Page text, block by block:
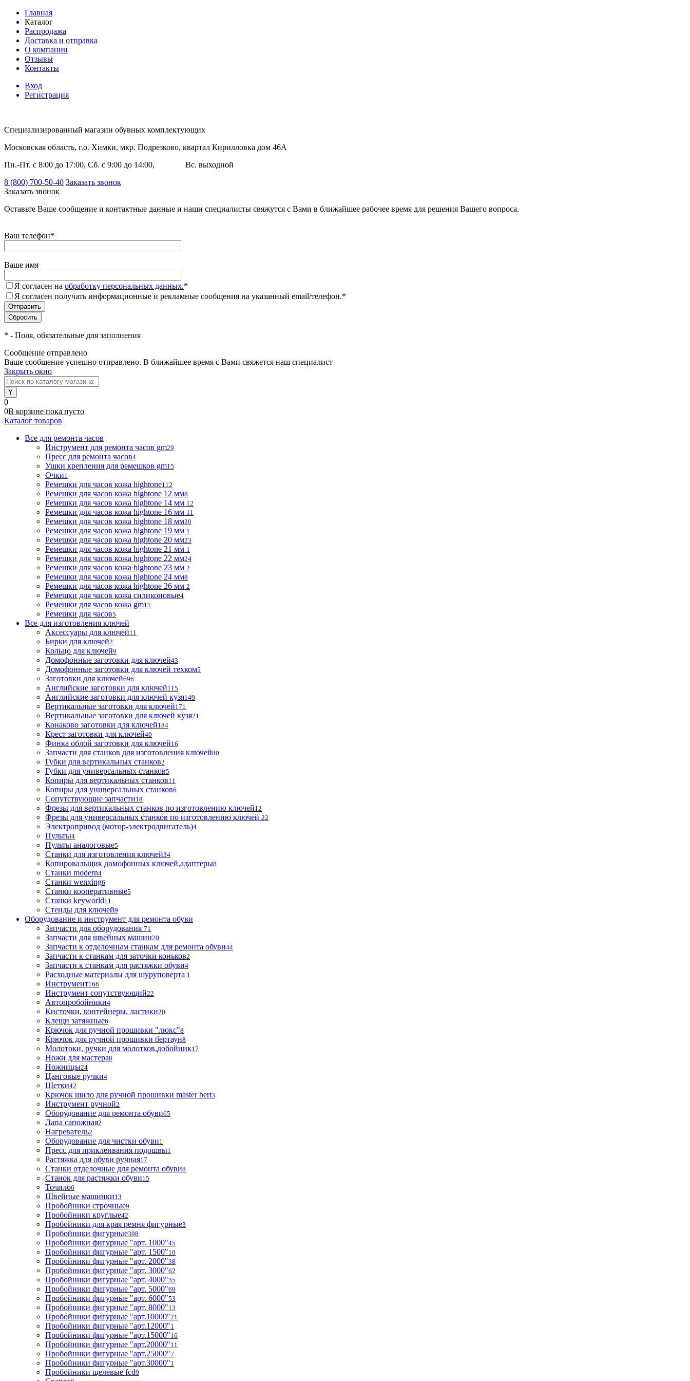
Главная
Каталог
Распродажа
Доставка и отправка
О компании
Отзывы
Контакты
Вход
Регистрация
Специализированный магазин обувных комплектующих
Московская область, г.о. Химки, мкр. Подрезково, квартал Кирилловка дом 46А
Пн.-Пт. с 8:00 до 17:00, Сб. с 9:00 до 14:00, Вс. выходной
8 (800) 700-50-40 Заказать звонок
Заказать звонок
Оставьте Ваше сообщение и контактные данные и наши специалисты свяжутся с Вами в ближайшее рабочее время для решения Вашего вопроса.
Ваш телефон*
Ваше имя
Я согласен на обработку персональных данных.*
Я согласен получать информационные и рекламные сообщения на указанный email/телефон.*
* - Поля, обязательные для заполнения
Сообщение отправлено
Ваше сообщение успешно отправлено. В ближайшее время с Вами свяжется наш специалист
Закрыть окно
0
0В корзине пока пусто
Каталог товаров
Все для ремонта часов
Инструмент для ремонта часов gm29
Пресс для ремонта часов4
Ушки крепления для ремешков gm15
Очки1
Ремешки для часов кожа hightone112
Ремешки для часов кожа hightone 12 мм8
Ремешки для часов кожа hightone 14 мм 12
Ремешки для часов кожа hightone 16 мм 11
Ремешки для часов кожа hightone 18 мм20
Ремешки для часов кожа hightone 19 мм 1
Ремешки для часов кожа hightone 20 мм23
Ремешки для часов кожа hightone 21 мм 1
Ремешки для часов кожа hightone 22 мм24
Ремешки для часов кожа hightone 23 мм 2
Ремешки для часов кожа hightone 24 мм8
Ремешки для часов кожа hightone 26 мм 2
Ремешки для часов кожа силиконовые4
Ремешки для часов кожа gm11
Ремешки для часов5
Все для изготовления ключей
Аксессуары для ключей11
Бирки для ключей2
Кольцо для ключей9
Домофонные заготовки для ключей43
Домофонные заготовки для ключей техком5
Заготовки для ключей696
Английские заготовки для ключей115
Английские заготовки для ключей кузя149
Вертикальные заготовки для ключей171
Вертикальные заготовки для ключей кузя21
Конаково заготовки для ключей184
Крест заготовки для ключей40
Финка облой заготовки для ключей16
Запчасти для станков для изготовления ключей80
Губки для вертикальных станков2
Губки для универсальных станков5
Копиры для вертикальных станков11
Копиры для универсальных станков6
Сопутствующие запчасти18
Фрезы для вертикальных станков по изготовлению ключей12
Фрезы для универсальных станков по изготовлению ключей 22
Электропривод (мотор-электродвигатель)4
Пульты4
Пульты аналоговые5
Станки для изготовления ключей34
Копировальщик домофонных ключей,адаптеры8
Станки modern4
Станки wenxing6
Станки кооперативные5
Станки keyworld11
Стенды для ключей9
Оборудование и инструмент для ремонта обуви
Запчасти для оборудования 71
Запчасти для швейных машин20
Запчасти к отделочным станкам для ремонта обуви44
Запчасти к станкам для заточки коньков2
Запчасти к станкам для растяжки обуви4
Расходные материалы для шуруповерта 1
Инструмент166
Инструмент сопутствующий22
Автопробойники4
Кисточки, контейнеры, ластики20
Клещи затяжные6
Крючок для ручной прошивки "люкс"8
Крючок для ручной прошивки бертаун8
Молотоки, ручки для молотков,добойник17
Ножи для мастера8
Ножницы24
Цанговые ручки4
Щетки42
Крючок шило для ручной прошивки master bert3
Инструмент ручной2
Оборудование для ремонта обуви65
Лапа сапожная2
Нагреватель2
Оборудование для чистки обуви1
Пресс для приклеивания подошвы1
Растяжка для обуви ручная17
Станки отделочные для ремонта обуви8
Станок для растяжки обуви15
Точило6
Швейные машинки13
Пробойники строчные9
Пробойники круглые42
Пробойники для края ремня фигурные3
Пробойники фигурные398
Пробойники фигурные "арт. 1000"45
Пробойники фигурные "арт. 1500"10
Пробойники фигурные "арт. 2000"38
Пробойники фигурные "арт. 3000"62
Пробойники фигурные "арт. 4000"35
Пробойники фигурные "арт. 5000"69
Пробойники фигурные "арт. 6000"53
Пробойники фигурные "арт. 8000"13
Пробойники фигурные "арт.10000"21
Пробойники фигурные "арт.12000"1
Пробойники фигурные "арт.15000"16
Пробойники фигурные "арт.20000"11
Пробойники фигурные "арт.25000"7
Пробойники фигурные "арт.30000"1
Пробойники щелевые fcd9